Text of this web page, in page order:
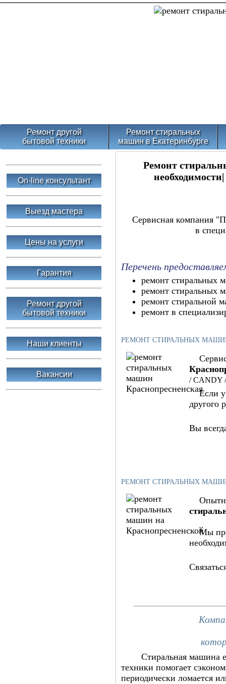
Ремонт другой
бытовой техники
Ремонт стиральных
машин в Екатеринбурге
On-line консультант
Выезд мастера
Цены на услуги
Гарантия
Ремонт другой
бытовой техники
Наши клиенты
Вакансии
Ремонт
Сервисная компания
в
Перечень
ремонт стиральных
ремонт стиральных
ремонт стиральной
ремонт в
РЕМОНТ СТИРАЛЬНЫХ
/ CANDY
Если у
другого
Вы
РЕМОНТ СТИРАЛЬНЫХ
Мы
Стиральная машина
техники помогает
периодически ломается